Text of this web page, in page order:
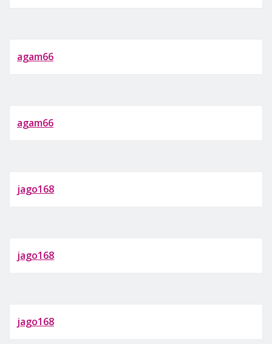
agam66
agam66
jago168
jago168
jago168